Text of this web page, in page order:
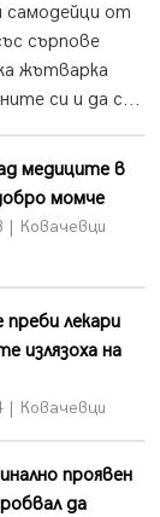
самодейци от
сърпове
жътварка
си и да с...
медиците в
момче
| Ковачевци
лекари
излязоха на
| Ковачевци
проявен
да